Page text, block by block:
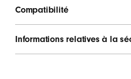
Compatibilité
Informations relatives à la